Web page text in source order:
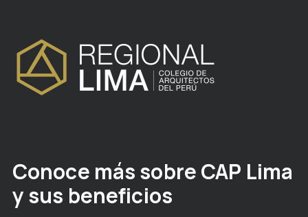
Conoce más sobre CAP Lima
y sus beneficios